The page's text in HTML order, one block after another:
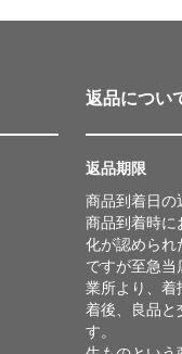
返品につい
返品期限
商品到着日の
商品到着時に
化が認められ
ですが至急当
業所より、着
着後、良品と
す。